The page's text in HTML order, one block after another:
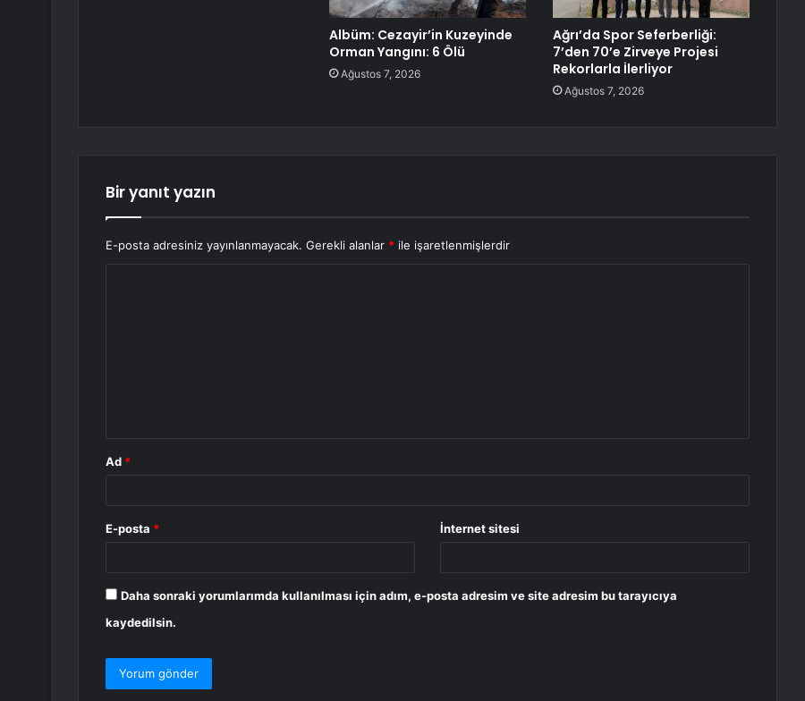
Albüm: Cezayir’in Kuzeyinde
Orman Yangını: 6 Ölü
Ağustos 7, 2026
Ağrı’da Spor Seferberliği:
7’den 70’e Zirveye Projesi
Rekorlarla İlerliyor
Ağustos 7, 2026
Bir yanıt yazın
E-posta adresiniz yayınlanmayacak. Gerekli alanlar * ile işaretlenmişlerdir
Ad *
E-posta * İnternet sitesi
Daha sonraki yorumlarımda kullanılması için adım, e-posta adresim ve site adresim bu tarayıcıya
kaydedilsin.